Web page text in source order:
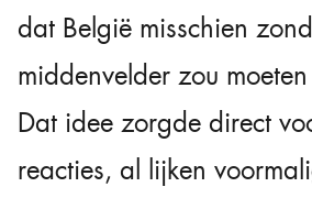
dat België misschien
middenvelder zou
Dat idee zorgde direct
reacties, al lijken